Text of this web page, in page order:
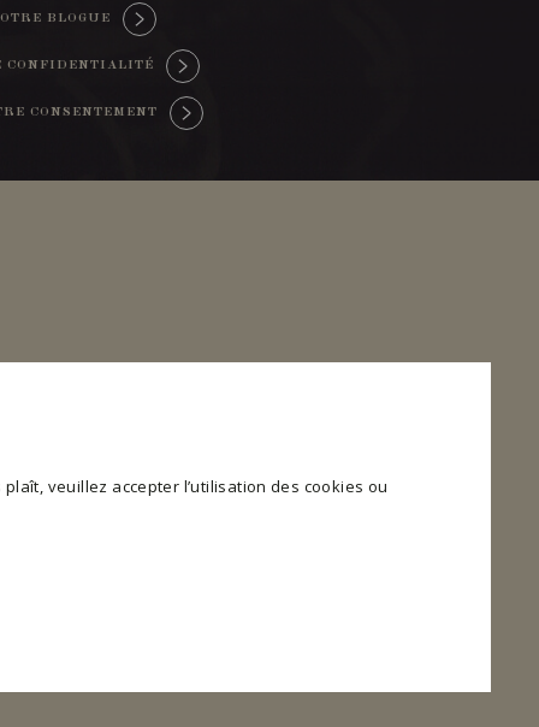
veuillez accepter l’utilisation des cookies ou
BLOGUE
CONFIDENTIALITÉ
CONSENTEMENT